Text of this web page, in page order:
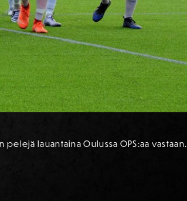
lauantaina Oulussa OPS:aa vastaan.